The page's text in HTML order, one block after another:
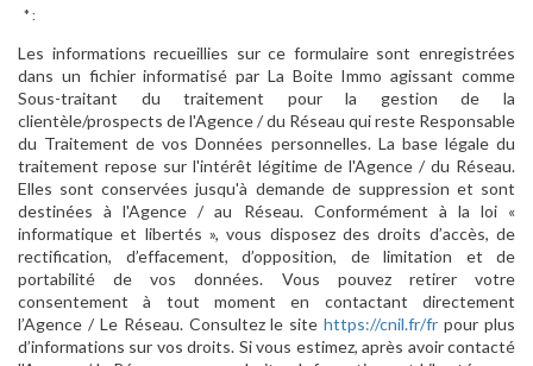
* :
Les informations recueillies sur ce formulaire sont enregistrées
dans un fichier informatisé par La Boite Immo agissant comme
Sous-traitant du traitement pour la gestion de la
clientèle/prospects de l'Agence / du Réseau qui reste Responsable
du Traitement de vos Données personnelles. La base légale du
traitement repose sur l'intérêt légitime de l'Agence / du Réseau.
Elles sont conservées jusqu'à demande de suppression et sont
destinées à l'Agence / au Réseau. Conformément à la loi «
informatique et libertés », vous disposez des droits d’accès, de
rectification, d’effacement, d’opposition, de limitation et de
portabilité de vos données. Vous pouvez retirer votre
consentement à tout moment en contactant directement
l’Agence / Le Réseau. Consultez le sitehttps://cnil.fr/fr pour plus
d’informations sur vos droits. Si vous estimez, après avoir contacté